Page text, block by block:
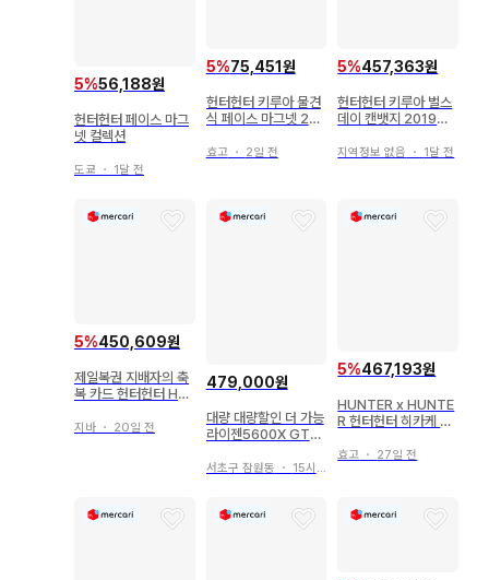
5%56,188원
헌터헌터 페이스 마그
넷 컬렉션
도쿄 ・ 1달 전
5%75,451원
헌터헌터 키루아 물견
식 페이스 마그넷 2세
효고・ 2일 전
5%457,363원
헌터헌터 키루아 벌스
데이 캔뱃지 2019년~
지역정보 없음 ・ 1달 전
5%450,609원
제일복권 지배자의 축
복 카드 헌터헌터 HU
지바 ・ 20일 전
479,000원
대량 대량할인 더 가능
라이젠5600X GTX1
0EVO Plus SSD50
서초구 잠원동 ・ 15시간 전
5%467,193원
HUNTER x HUNTE
R 헌터헌터 히카케 피
효고 ・ 27일 전